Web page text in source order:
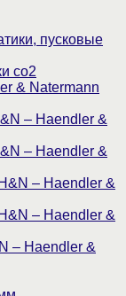
пусковые
со2
& Natermann
– Haendler &
– Haendler &
– Haendler &
– Haendler &
– Haendler &